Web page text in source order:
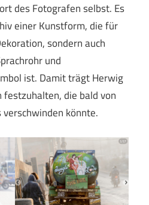
des Fotografen selbst. Es
einer Kunstform, die für
sondern auch
und
ist. Damit trägt Herwig
festzuhalten, die bald von
könnte.